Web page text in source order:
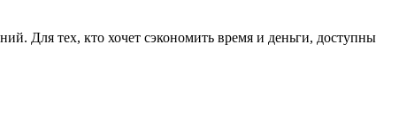
Для тех, кто хочет сэкономить время и деньги, доступны